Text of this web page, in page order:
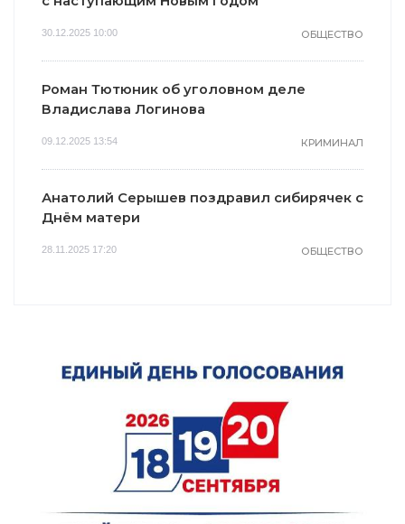
30.12.2025 10:00 ОБЩЕСТВО
Роман Тютюник об уголовном деле
Владислава Логинова
09.12.2025 13:54 КРИМИНАЛ
Анатолий Серышев поздравил сибирячек с
Днём матери
28.11.2025 17:20 ОБЩЕСТВО